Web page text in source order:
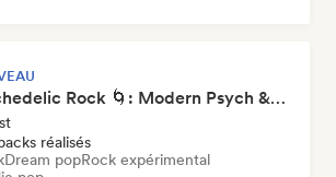
Psychedelic Rock 🌀: Modern Psych & Turkish Vibes
réalisés
Dream popRock expérimental